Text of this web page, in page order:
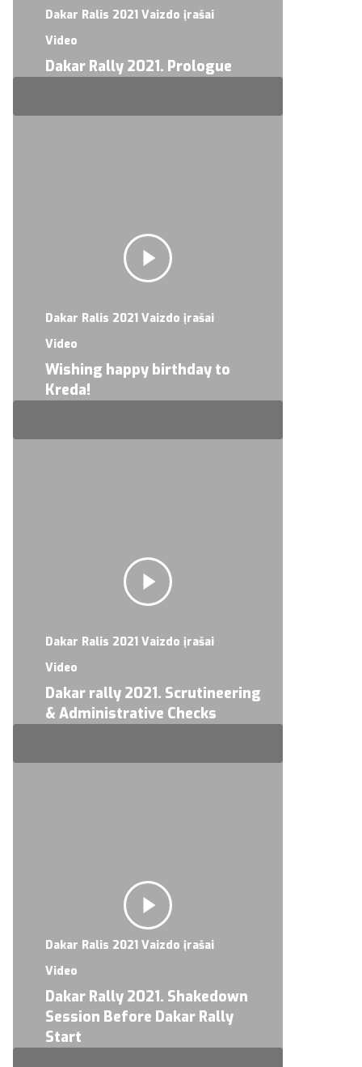
Dakar Ralis 2021 Vaizdo įrašai
Video
Dakar Rally 2021. Prologue
Dakar Ralis 2021 Vaizdo įrašai
Video
Wishing happy birthday to
Kreda!
Dakar Ralis 2021 Vaizdo įrašai
Video
Dakar rally 2021. Scrutineering
& Administrative Checks
Dakar Ralis 2021 Vaizdo įrašai
Video
Dakar Rally 2021. Shakedown
Session Before Dakar Rally
Start